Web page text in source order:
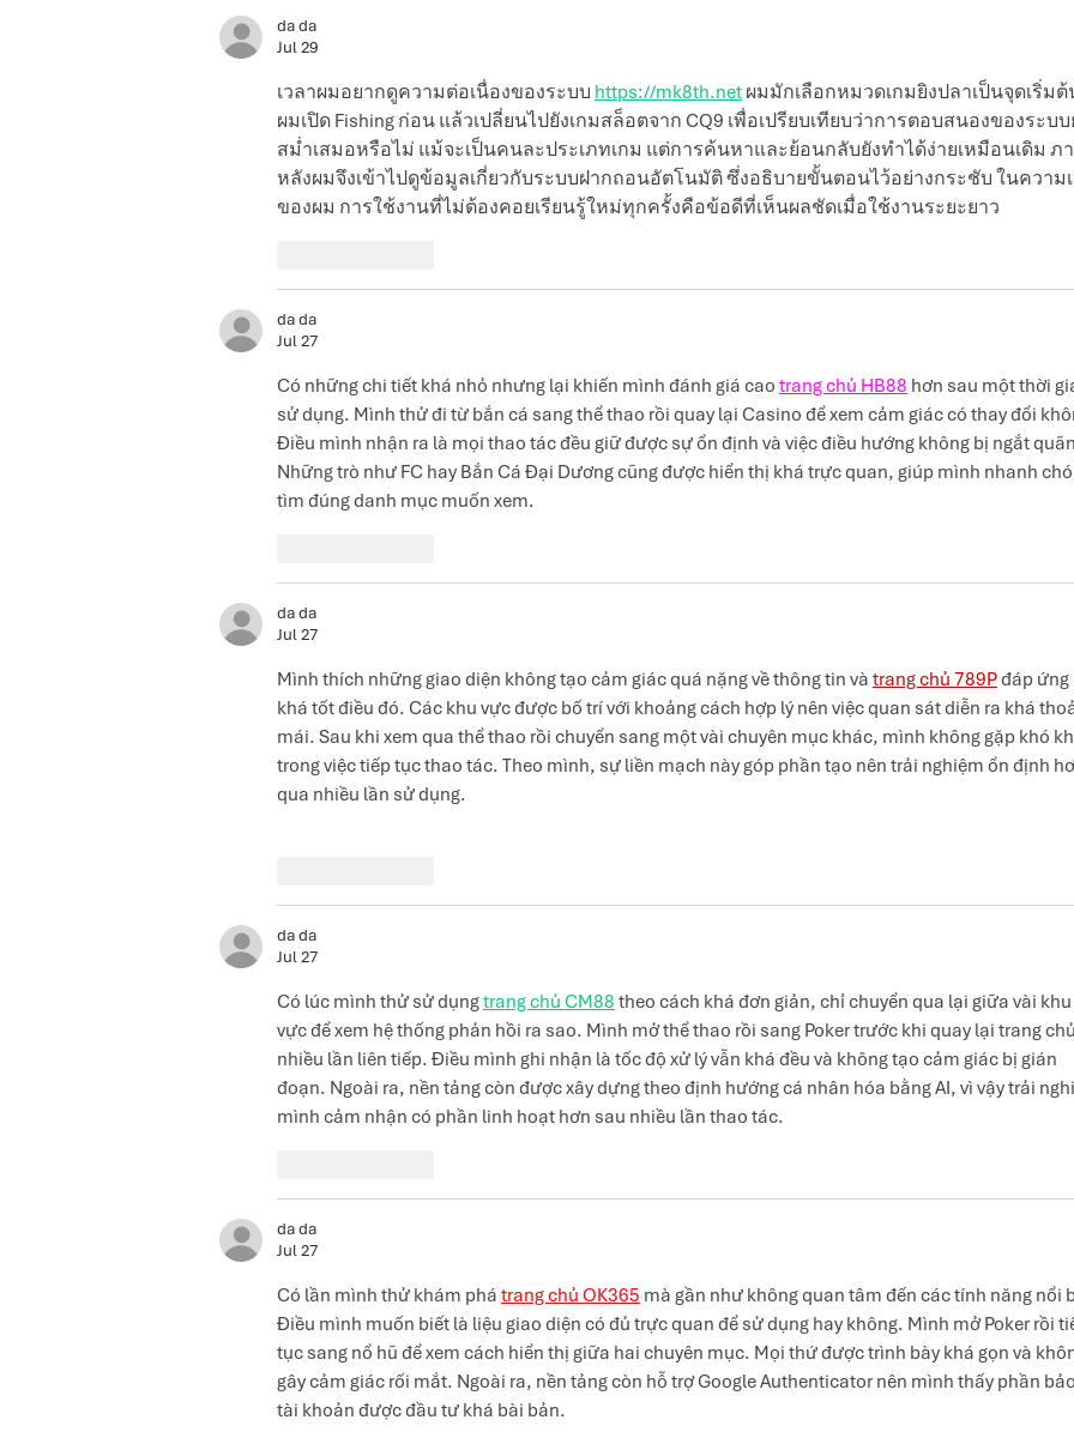
da da
Jul 29
เวลาผมอยากดูความต่อเนื่องของระบบ https://mk8th.net ผมมักเลือกหมวดเกมยิงปลาเป็นจุดเริ่มต้
ผมเปิด Fishing ก่อน แล้วเปลี่ยนไปยังเกมสล็อตจาก CQ9 เพื่อเปรียบเทียบว่าการตอบสนองของระบบ
สม่ำเสมอหรือไม่ แม้จะเป็นคนละประเภทเกม แต่การค้นหาและย้อนกลับยังทำได้ง่ายเหมือนเดิม ภ
หลังผมจึงเข้าไปดูข้อมูลเกี่ยวกับระบบฝากถอนอัตโนมัติ ซึ่งอธิบายขั้นตอนไว้อย่างกระชับ ในความ
ของผม การใช้งานที่ไม่ต้องคอยเรียนรู้ใหม่ทุกครั้งคือข้อดีที่เห็นผลชัดเมื่อใช้งานระยะยาว
da da
Jul 27
Có những chi tiết khá nhỏ nhưng lại khiến mình đánh giá cao trang chủ HB88 hơn sau một thời
sử dụng. Mình thử đi từ bắn cá sang thể thao rồi quay lại Casino để xem cảm giác có thay đổi
Điều mình nhận ra là mọi thao tác đều giữ được sự ổn định và việc điều hướng không bị ngắt
Những trò như FC hay Bắn Cá Đại Dương cũng được hiển thị khá trực quan, giúp mình nhanh
tìm đúng danh mục muốn xem.
da da
Jul 27
Mình thích những giao diện không tạo cảm giác quá nặng về thông tin và trang chủ 789P đáp ứng
khá tốt điều đó. Các khu vực được bố trí với khoảng cách hợp lý nên việc quan sát diễn ra khá
mái. Sau khi xem qua thể thao rồi chuyển sang một vài chuyên mục khác, mình không gặp khó
trong việc tiếp tục thao tác. Theo mình, sự liền mạch này góp phần tạo nên trải nghiệm ổn định
qua nhiều lần sử dụng.
da da
Jul 27
Có lúc mình thử sử dụng trang chủ CM88 theo cách khá đơn giản, chỉ chuyển qua lại giữa vài khu
vực để xem hệ thống phản hồi ra sao. Mình mở thể thao rồi sang Poker trước khi quay lại trang chủ
nhiều lần liên tiếp. Điều mình ghi nhận là tốc độ xử lý vẫn khá đều và không tạo cảm giác bị gián
đoạn. Ngoài ra, nền tảng còn được xây dựng theo định hướng cá nhân hóa bằng AI, vì vậy trải
mình cảm nhận có phần linh hoạt hơn sau nhiều lần thao tác.
da da
Jul 27
Có lần mình thử khám phá trang chủ OK365 mà gần như không quan tâm đến các tính năng nổi
Điều mình muốn biết là liệu giao diện có đủ trực quan để sử dụng hay không. Mình mở Poker rồi
tục sang nổ hũ để xem cách hiển thị giữa hai chuyên mục. Mọi thứ được trình bày khá gọn và
gây cảm giác rối mắt. Ngoài ra, nền tảng còn hỗ trợ Google Authenticator nên mình thấy phần
tài khoản được đầu tư khá bài bản.